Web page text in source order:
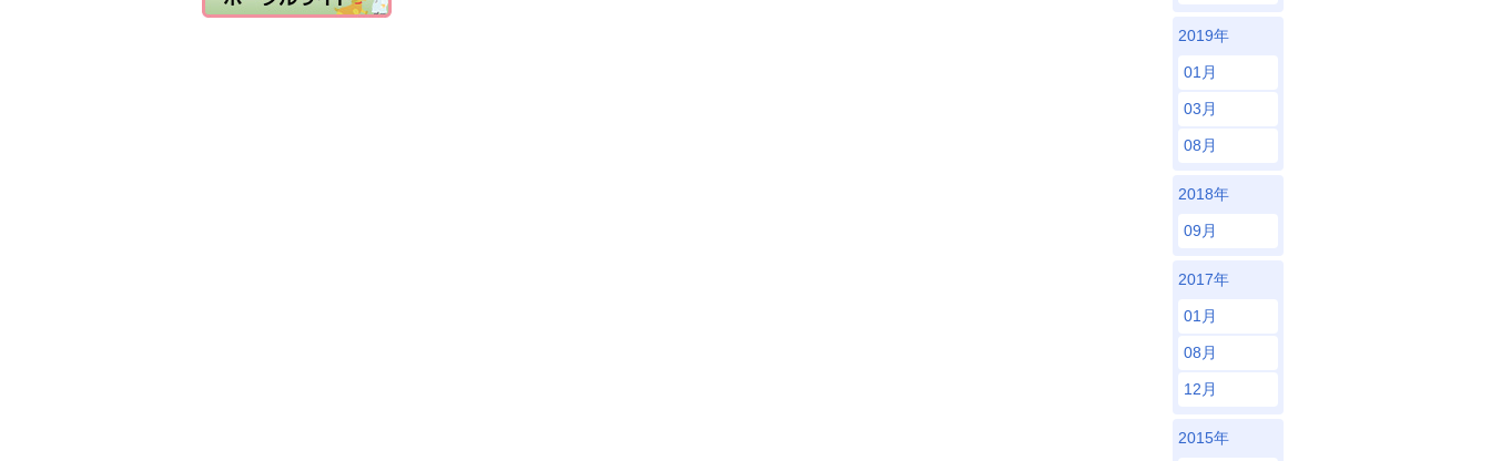
2019年
01月
03月
08月
2018年
09月
2017年
01月
08月
12月
2015年